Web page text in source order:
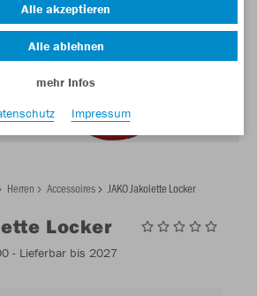
Herren Accessoires JAKO Jakolette Locker
Locker
- Lieferbar bis 2027
Alle akzeptieren
Alle ablehnen
mehr Infos
Impressum